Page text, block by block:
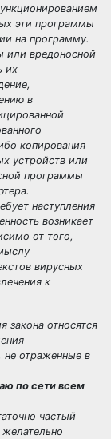
эти программы
на программу.
или вредоносной
их
в
копирования
устройств или
программы
наступления
возникает
от того,
вирусных
к
закона относятся
не отраженные в
по сети всем
частый